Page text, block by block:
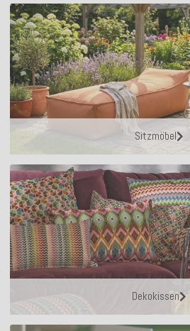
Sitzmöbel
Dekokissen